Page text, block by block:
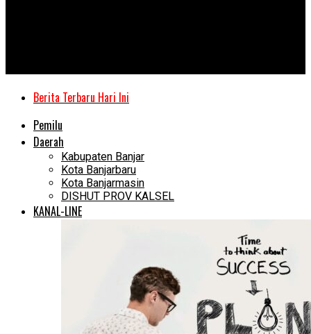
Berita Terbaru Hari Ini
Pemilu
Daerah
Kabupaten Banjar
Kota Banjarbaru
Kota Banjarmasin
DISHUT PROV KALSEL
KANAL-LINE